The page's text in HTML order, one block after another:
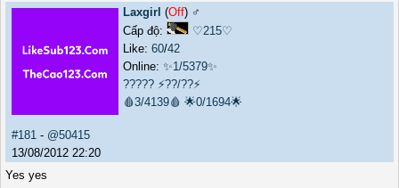
Laxgirl (Off) ♂️
Cấp độ:
♡215♡
Like: 60/42
Online: ✨1/5379✨
????? ⚡??/??⚡
🩸3/4139🩸 🌟0/1694🌟
#181 - @50415
13/08/2012 22:20
Yes yes